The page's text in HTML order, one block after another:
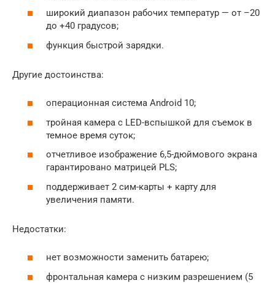
широкий диапазон рабочих температур — от –20
до +40 градусов;
функция быстрой зарядки.
Другие достоинства:
операционная система Android 10;
тройная камера с LED-вспышкой для съемок в
темное время суток;
отчетливое изображение 6,5-дюймового экрана
гарантировано матрицей PLS;
поддерживает 2 сим-карты + карту для
увеличения памяти.
Недостатки:
нет возможности заменить батарею;
фронтальная камера с низким разрешением (5